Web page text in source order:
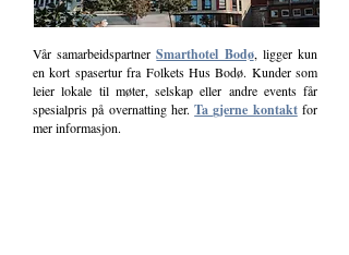
Vår samarbeidspartnerSmarthotel Bodø, ligger kun
en kort spasertur fra Folkets Hus Bodø. Kunder som
leier lokale til møter, selskap eller andre events får
spesialpris på overnatting her.Ta gjerne kontaktfor
mer informasjon.